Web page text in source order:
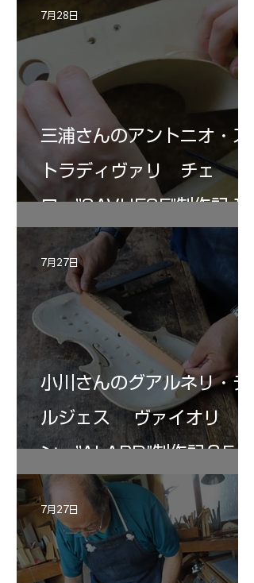
三浦さんのアントニオ・ス
トラディヴァリ チェ
ロ ”SAVUESE"制作記１2
7月28日
小川さんのグアルネリ・デ
ルジェス ヴァイオリ
ン ”ALARD"制作記３5
7月27日
7月27日